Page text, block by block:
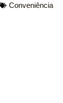
Conveniência